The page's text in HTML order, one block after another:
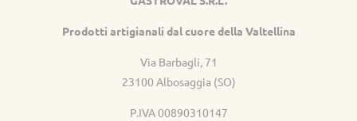
Prodotti artigianali dal cuore della Valtellina
Via Barbagli, 71
23100 Albosaggia (SO)
P.IVA 00890310147